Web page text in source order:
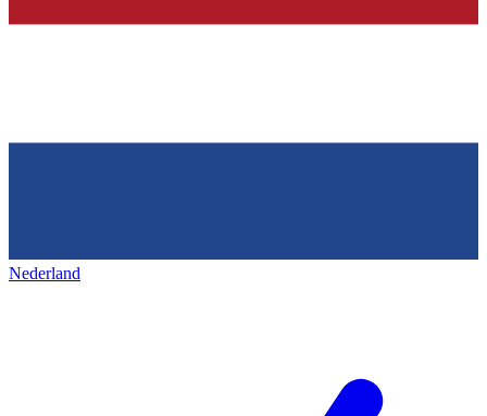
Nederland